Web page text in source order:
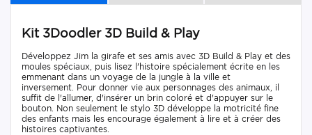
Kit 3Doodler 3D Build & Play
Développez Jim la girafe et ses amis avec 3D Build & Play et des
moules spéciaux, puis lisez l'histoire spécialement écrite en les
emmenant dans un voyage de la jungle à la ville et
inversement. Pour donner vie aux personnages des animaux, il
suffit de l'allumer, d'insérer un brin coloré et d'appuyer sur le
bouton. Non seulement le stylo 3D développe la motricité fine
des enfants mais les encourage également à lire et à créer des
histoires captivantes.